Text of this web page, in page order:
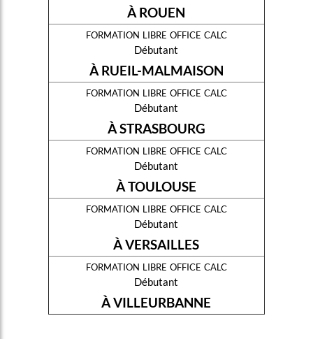
À ROUEN
formation libre office calc
Débutant
À RUEIL-MALMAISON
formation libre office calc
Débutant
À STRASBOURG
formation libre office calc
Débutant
À TOULOUSE
formation libre office calc
Débutant
À VERSAILLES
formation libre office calc
Débutant
À VILLEURBANNE